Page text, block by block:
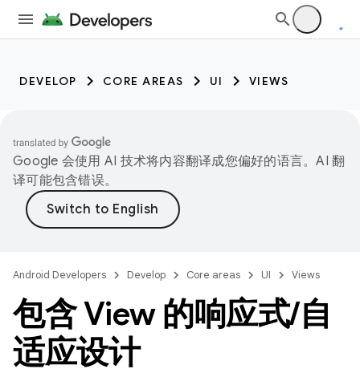
DEVELOP CORE AREAS UI VIEWS
Google 会使用 AI 技术将内容翻译成您偏好的语言。AI 翻
译可能包含错误。
Android Developers Develop Core areas UI Views
包含 View 的响应式/自
适应设计